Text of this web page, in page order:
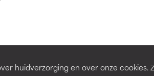
huidverzorging en over onze cookies.
TO SEARCH